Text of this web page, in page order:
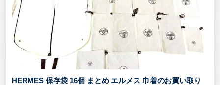
HERMES 保存袋 16個 まとめ エルメス 巾着のお買い取り